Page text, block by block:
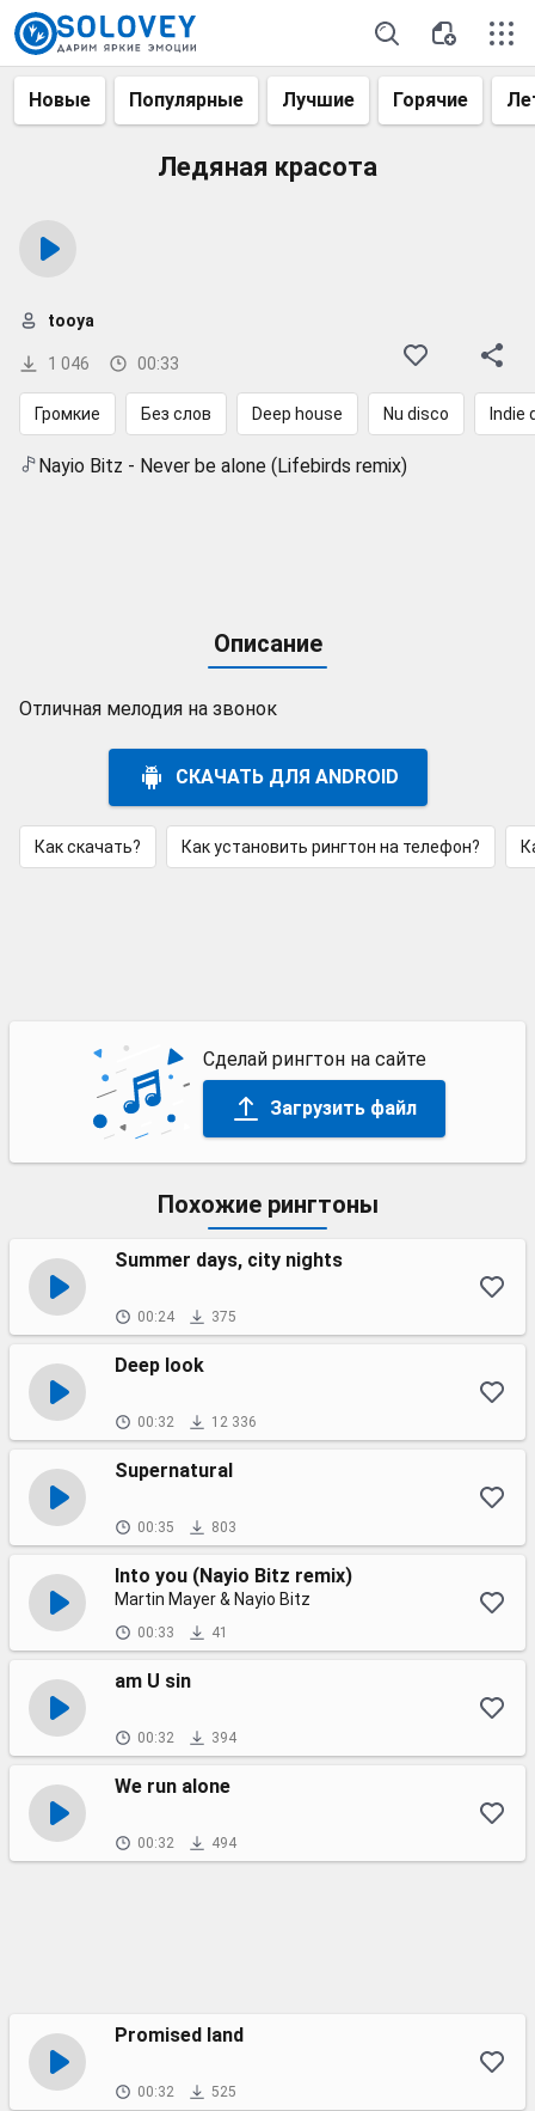
Новые Популярные Лучшие Горячие
Ледяная красота
1 046 00:33
tooya
Громкие Без слов Deep house Nu disco Indie
Nayio Bitz - Never be alone (Lifebirds remix)
Описание
Отличная мелодия на звонок
СКАЧАТЬ ДЛЯ ANDROID
Как скачать? Как установить рингтон на телефон?
Сделай рингтон на сайте
Загрузить файл
Похожие рингтоны
Summer days, city nights
00:24 375
Deep look
00:32 12 336
Supernatural
00:35 803
Into you (Nayio Bitz remix)
Martin Mayer & Nayio Bitz
00:33 41
am U sin
00:32 394
We run alone
00:32 494
Promised land
00:32 525